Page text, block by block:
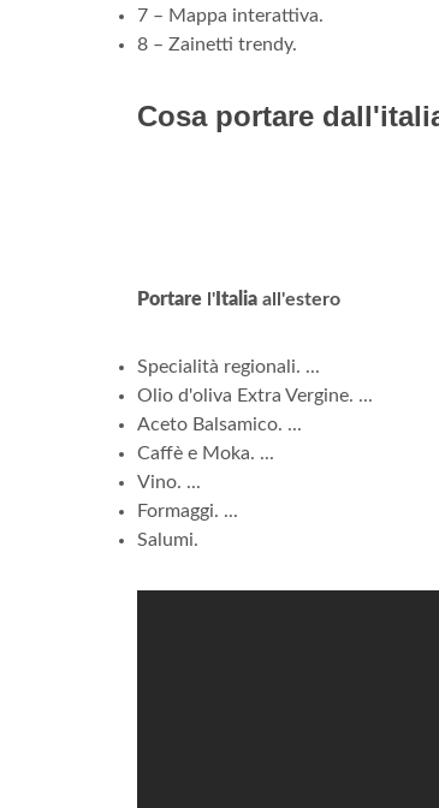
7 – Mappa interattiva.
8 – Zainetti trendy.
Cosa portare
Portare l' Italia all'estero
Specialità regionali. ...
Olio d'oliva Extra Vergine. ...
Aceto Balsamico. ...
Caffè e Moka. ...
Vino. ...
Formaggi. ...
Salumi.